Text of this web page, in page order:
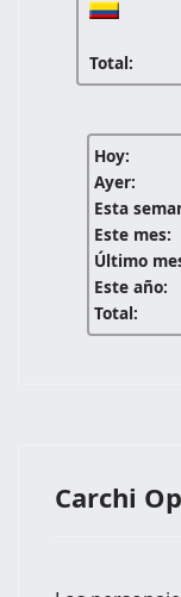
Total:
Hoy:
Ayer:
Esta
Este mes:
Último
Este año:
Total:
Carchi